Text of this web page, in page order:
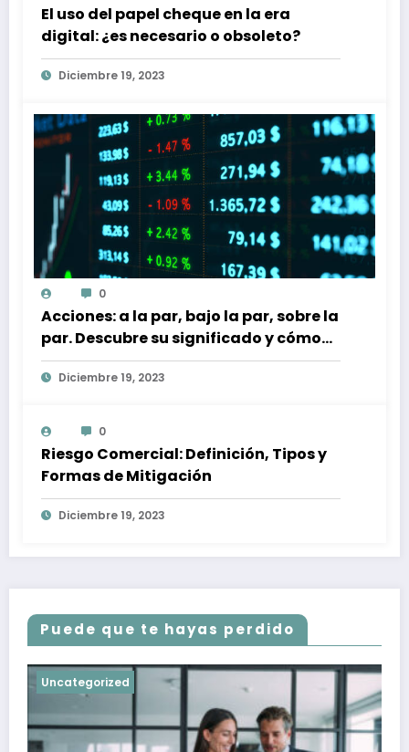
El uso del papel cheque en la era
digital: ¿es necesario o obsoleto?
Diciembre 19, 2023
0
Acciones: a la par, bajo la par, sobre la
par. Descubre su significado y cómo
afectan a tu inversión
Diciembre 19, 2023
0
Riesgo Comercial: Definición, Tipos y
Formas de Mitigación
Diciembre 19, 2023
Puede que te hayas perdido
Uncategorized